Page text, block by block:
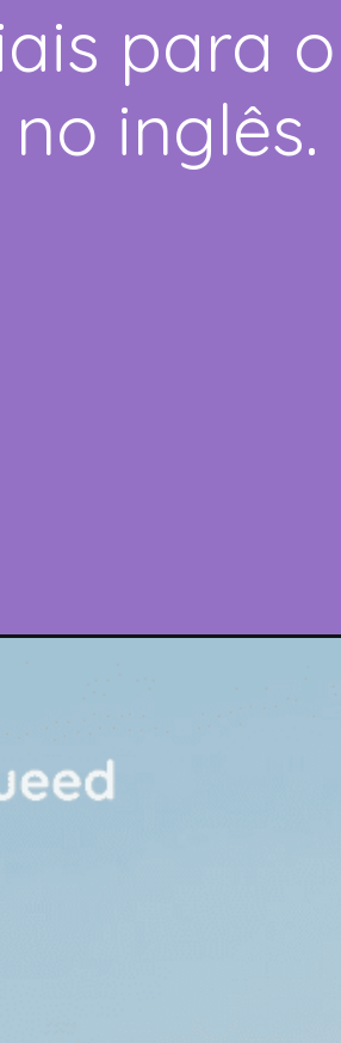
para o
inglês.